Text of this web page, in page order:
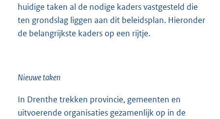
huidige taken al de nodige kaders vastgesteld die
ten grondslag liggen aan dit beleidsplan. Hieronder
de belangrijkste kaders op een rijtje.
Nieuwe taken
In Drenthe trekken provincie, gemeenten en
uitvoerende organisaties gezamenlijk op in de